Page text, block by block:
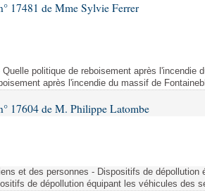
des lois
des lois
d'accès
droit
17481 de Mme Sylvie Ferrer
politique de reboisement après l'incendie
après l'incendie du massif de
17604 de M. Philippe Latombe
et des personnes - Dispositifs de
de dépollution équipant les véhicules des